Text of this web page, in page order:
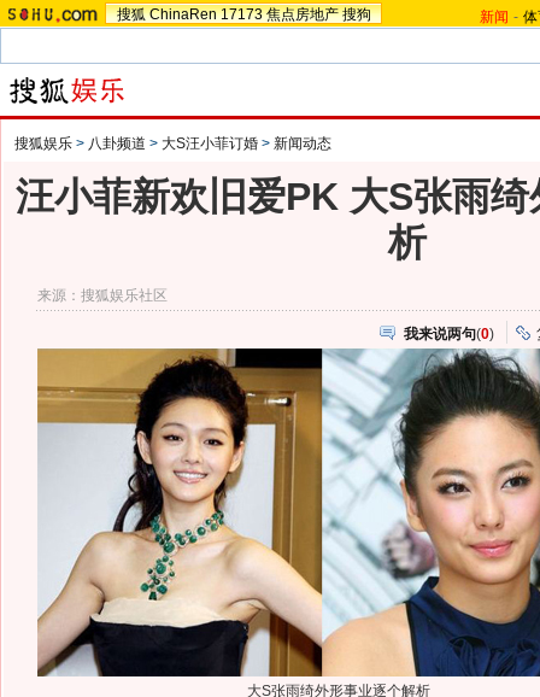
搜狐 ChinaRen 17173 焦点房地产 搜狗 新闻 -
搜狐娱乐 > 八卦频道 > 大S汪小菲订婚 > 新闻动态
汪小菲新欢旧爱PK 大S张雨
析
来源： 搜狐娱乐社区
我来说两句(0)
大S张雨绮外形事业逐个解析